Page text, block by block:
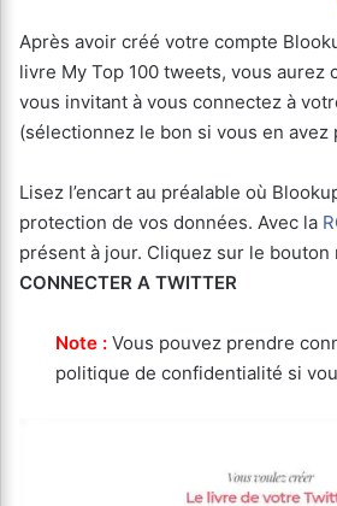
Après avoir créé votre compte
livre My Top 100 tweets, vous aurez
vous invitant à vous connectez à
(sélectionnez le bon si vous en avez
Lisez l’encart au préalable où
protection de vos données. Avec la
présent à jour. Cliquez sur le bouton
CONNECTER A TWITTER
Note : Vous pouvez prendre
politique de confidentialité si